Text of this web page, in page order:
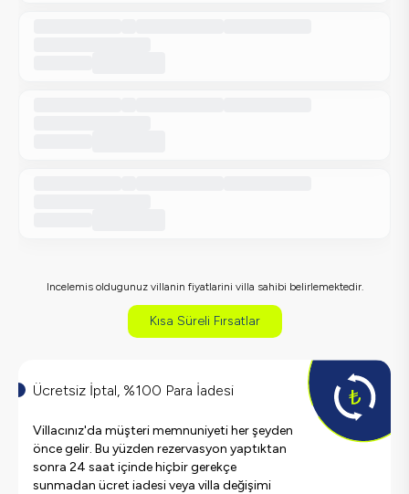
Incelemis oldugunuz villanin fiyatlarini villa sahibi belirlemektedir.
Kısa Süreli Fırsatlar
Ücretsiz İptal, %100 Para İadesi
Villacınız'da müşteri memnuniyeti her şeyden
önce gelir. Bu yüzden rezervasyon yaptıktan
sonra 24 saat içinde hiçbir gerekçe
sunmadan ücret iadesi veya villa değişimi